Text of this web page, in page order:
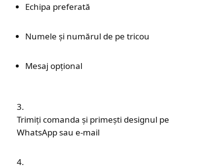
Echipa preferată
Numele și numărul de pe tricou
Mesaj opțional
Trimiți comanda și primești designul pe
WhatsApp sau e-mail